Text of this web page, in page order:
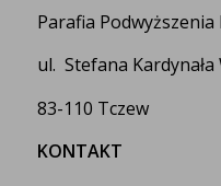
Parafia
ul. Stefana
83-110 Tczew
KONTAKT